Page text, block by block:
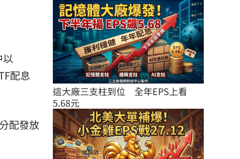
以
配息
配發放
這大廠三支柱到位　全年EPS上看
5.68元